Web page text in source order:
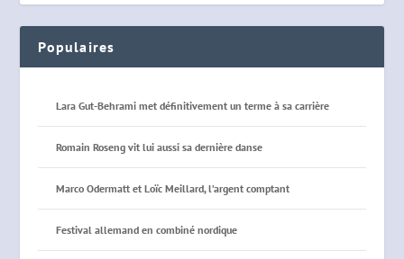
Populaires
Lara Gut-Behrami met définitivement un terme à sa carrière
Romain Roseng vit lui aussi sa dernière danse
Marco Odermatt et Loïc Meillard, l’argent comptant
Festival allemand en combiné nordique